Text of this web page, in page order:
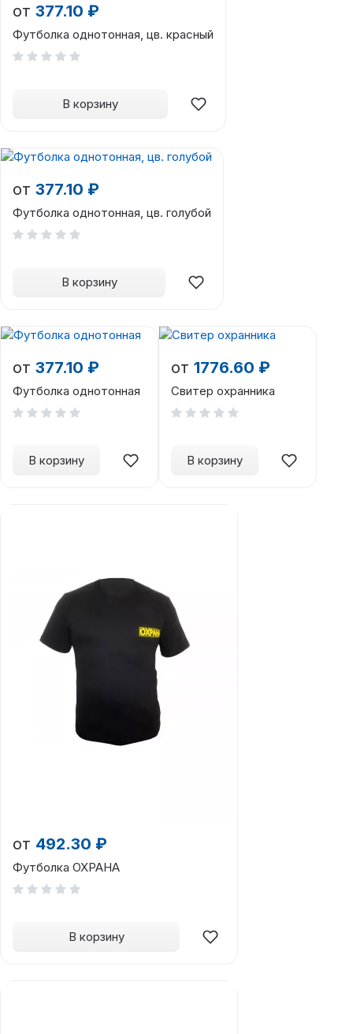
от 377.10 ₽
Футболка однотонная, цв. красный
В корзину
от 377.10 ₽
Футболка однотонная, цв. голубой
В корзину
от 377.10 ₽
Футболка однотонная
В корзину
от 1776.60 ₽
Свитер охранника
В корзину
от 492.30 ₽
Футболка ОХРАНА
В корзину